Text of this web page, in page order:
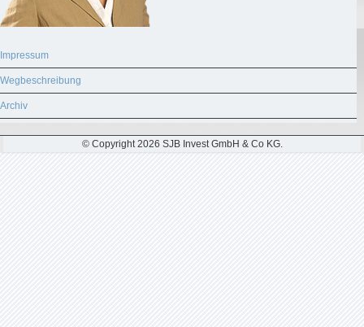
Impressum
Wegbeschreibung
Archiv
© Copyright 2026 SJB Invest GmbH & Co KG.